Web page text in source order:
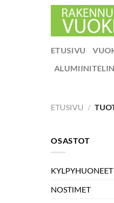
ETUSIVU
ETUSIVU /
OSASTOT
KYLPYHUONEET
NOSTIMET